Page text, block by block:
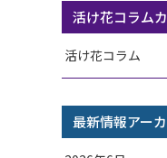
活け花コラム
活け花コラム
最新情報アー